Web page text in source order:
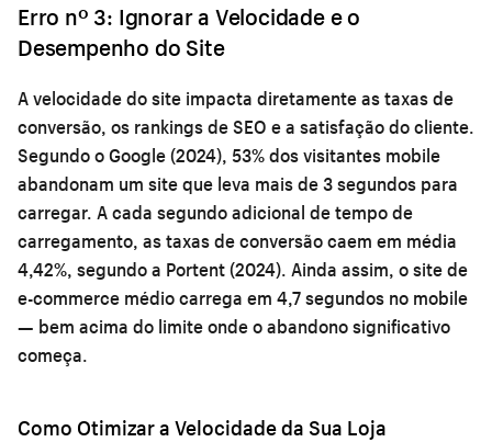
Erro nº 3: Ignorar a Velocidade e o
Desempenho do Site
A velocidade do site impacta diretamente as taxas de
conversão, os rankings de SEO e a satisfação do cliente.
Segundo o Google (2024), 53% dos visitantes mobile
abandonam um site que leva mais de 3 segundos para
carregar. A cada segundo adicional de tempo de
carregamento, as taxas de conversão caem em média
4,42%, segundo a Portent (2024). Ainda assim, o site de
e-commerce médio carrega em 4,7 segundos no mobile
— bem acima do limite onde o abandono significativo
começa.
Como Otimizar a Velocidade da Sua Loja